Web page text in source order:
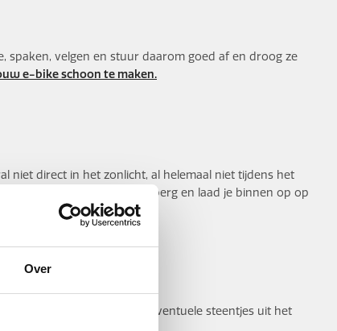
Over
velgen en stuur daarom goed af en droog ze
e-bike schoon te maken.
niet direct in het zonlicht, al helemaal niet tijdens het
Een uitneembare accu berg en laad je binnen op op
oude niveau. Verwijder eventuele steentjes uit het